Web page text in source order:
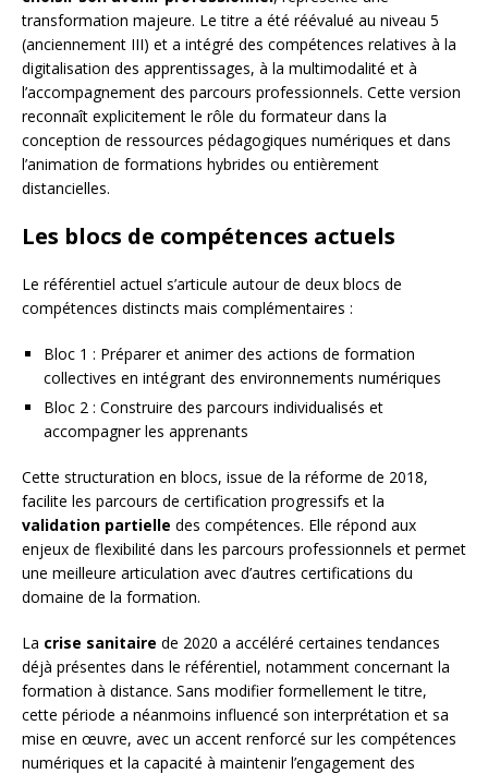
transformation majeure. Le titre a été réévalué au niveau 5
(anciennement III) et a intégré des compétences relatives à la
digitalisation des apprentissages, à la multimodalité et à
l’accompagnement des parcours professionnels. Cette version
reconnaît explicitement le rôle du formateur dans la
conception de ressources pédagogiques numériques et dans
l’animation de formations hybrides ou entièrement
distancielles.
Les blocs de compétences actuels
Le référentiel actuel s’articule autour de deux blocs de
compétences distincts mais complémentaires :
Bloc 1 : Préparer et animer des actions de formation
collectives en intégrant des environnements numériques
Bloc 2 : Construire des parcours individualisés et
accompagner les apprenants
Cette structuration en blocs, issue de la réforme de 2018,
facilite les parcours de certification progressifs et la
validation partielle des compétences. Elle répond aux
enjeux de flexibilité dans les parcours professionnels et permet
une meilleure articulation avec d’autres certifications du
domaine de la formation.
La crise sanitaire de 2020 a accéléré certaines tendances
déjà présentes dans le référentiel, notamment concernant la
formation à distance. Sans modifier formellement le titre,
cette période a néanmoins influencé son interprétation et sa
mise en œuvre, avec un accent renforcé sur les compétences
numériques et la capacité à maintenir l’engagement des